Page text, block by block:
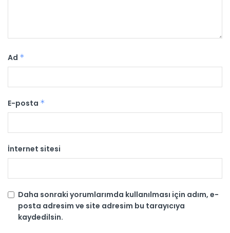
Ad *
E-posta *
İnternet sitesi
Daha sonraki yorumlarımda kullanılması için adım, e-
posta adresim ve site adresim bu tarayıcıya
kaydedilsin.